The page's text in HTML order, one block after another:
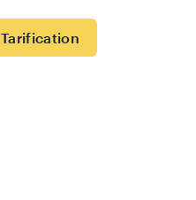
Tarification